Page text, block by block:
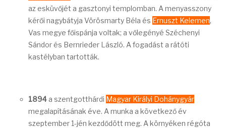
az esküvőjét a gasztonyi templomban. A menyasszony
kérői nagybátyja Vörösmarty Béla és Ernuszt Kelemen,
Vas megye főispánja voltak; a vőlegényé Széchenyi
Sándor és Bernrieder László. A fogadást a rátóti
kastélyban tartották.
1894 a szentgotthárdi Magyar Királyi Dohánygyár
megalapításának éve. A munka a következő év
szeptember 1-jén kezdődött meg. A környéken régóta